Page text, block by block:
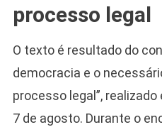
processo legal
O texto é resultado do
democracia e o
processo legal”,
7 de agosto. Durante o